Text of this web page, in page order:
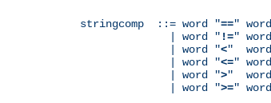
stringcomp  ::= word "==" word
              | word "
!=" word
              | word "
<"  word
              | word "
<=" word
              | word "
>"  word
              | word "
>=" word